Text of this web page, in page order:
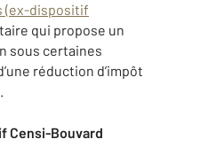
(ex-dispositif
qui propose un
sous certaines
réduction d’impôt
Censi-Bouvard